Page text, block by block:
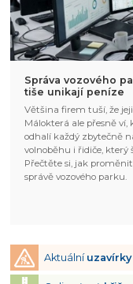
Správa vozového
tiše unikají peníze
Většina firem tuší, že
Málokterá ale přesně ví,
odhalí každý zbytečně
volnoběhu i řidiče, který
Přečtěte si, jak
správě vozového parku.
Aktuální uzavírky